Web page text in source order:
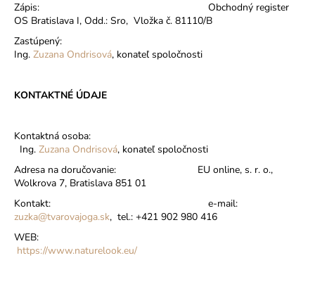
Zápis:
Obchodný register
OS Bratislava I, Odd.: Sro, Vložka č. 81110/B
Zastúpený:
Ing. Zuzana Ondrisová, konateľ spoločnosti
KONTAKTNÉ ÚDAJE
Kontaktná osoba:
Ing. Zuzana Ondrisová, konateľ spoločnosti
Adresa na doručovanie:
EU online, s. r. o.,
Wolkrova 7, Bratislava 851 01
Kontakt:
e-mail:
zuzka@tvarovajoga.sk, tel.: +421 902 980 416
WEB:
https://www.naturelook.eu/